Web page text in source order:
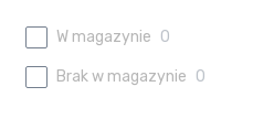
W magazynie 0
Brak w magazynie 0